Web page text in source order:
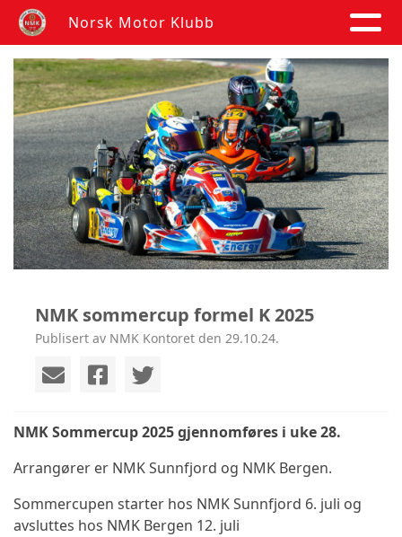
Norsk Motor Klubb
NMK sommercup formel K 2025
Publisert av NMK Kontoret den 29.10.24.
NMK Sommercup 2025 gjennomføres i uke 28.
Arrangører er NMK Sunnfjord og NMK Bergen.
Sommercupen starter hos NMK Sunnfjord 6. juli og
avsluttes hos NMK Bergen 12. juli